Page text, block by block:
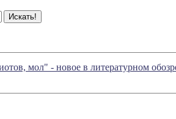
мол" - новое в литературном